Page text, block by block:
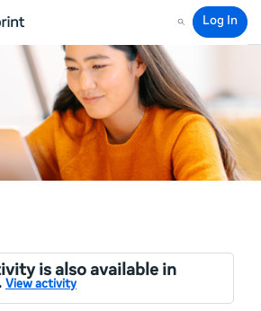
Search
Log In
is also available in
View activity